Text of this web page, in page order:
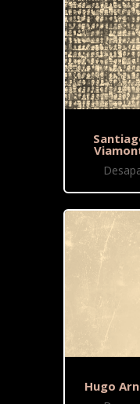
Hugo